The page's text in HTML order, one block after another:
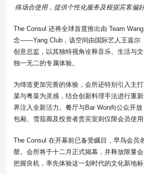
殊场合使用，提供个性化服务及根据宾客
The Consul 还将全球首度推出由 Team
念——Yang Club，该空间由国际艺人王嘉尔
创意总监，以其独特视角诠释音乐、生活与
独一无二的专属体验。
为缔造更加完善的体验，会所还特别引入主
菜与粤菜为灵感，结合创新料理手法进行重
界注入全新活力。餐厅与Bar Won向公众开放
包厢、雪茄廊及投资者贵宾室则仅限会员使用
The Consul 在开幕前已备受瞩目，早鸟会员
罄。会所将于十二月正式揭幕，并释放限量
把握良机，率先体验这一划时代的文化新地标